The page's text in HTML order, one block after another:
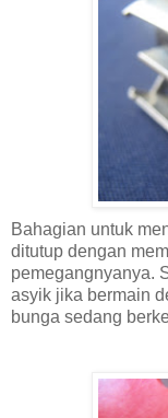
Bahagian untuk
ditutup dengan
pemegangnyanya.
asyik jika bermain
bunga sedang